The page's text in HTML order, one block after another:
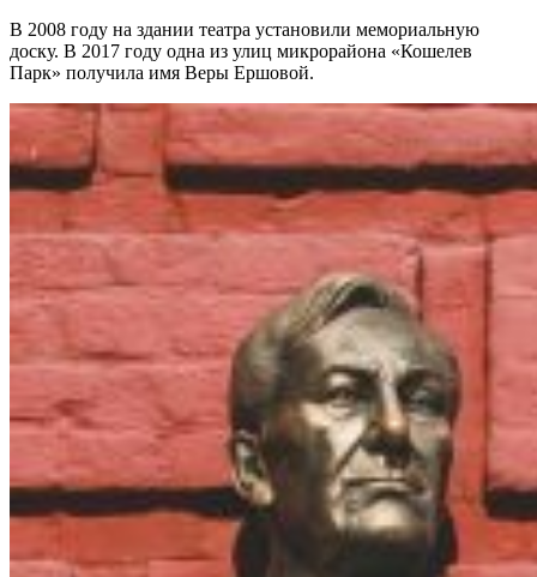
В 2008 году на здании театра установили мемориальную
доску. В 2017 году одна из улиц микрорайона «Кошелев
Парк» получила имя Веры Ершовой.